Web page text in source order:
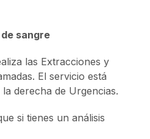
sangre
las Extracciones y
El servicio está
derecha de Urgencias.
si tienes un análisis